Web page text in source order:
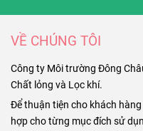
VỀ CHÚNG TÔI
Công ty Môi trường Đông
Chất lỏng và Lọc khí.
Để thuận tiện cho khách
hợp cho từng mục đích sử